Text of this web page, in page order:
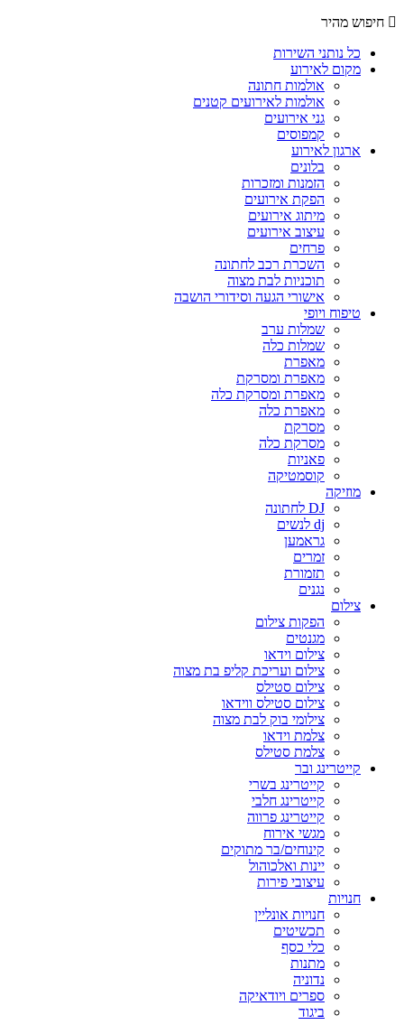
חיפוש מהיר
כל נותני השירות
מקום לאירוע
אולמות חתונה
אולמות לאירועים קטנים
גני אירועים
קמפוסים
ארגון לאירוע
בלונים
הזמנות ומזכרות
הפקת אירועים
מיתוג אירועים
עיצוב אירועים
פרחים
השכרת רכב לחתונה
תוכניות לבת מצוה
אישורי הגעה וסידורי הושבה
טיפוח ויופי
שמלות ערב
שמלות כלה
מאפרת
מאפרת ומסרקת
מאפרת ומסרקת כלה
מאפרת כלה
מסרקת
מסרקת כלה
פאניות
קוסמטיקה
מוזיקה
DJ לחתונה
dj לנשים
גראמען
זמרים
תזמורת
נגנים
צילום
הפקות צילום
מגנטים
צילום וידאו
צילום ועריכת קליפ בת מצוה
צילום סטילס
צילום סטילס ווידאו
צילומי בוק לבת מצוה
צלמת וידאו
צלמת סטילס
קייטרינג ובר
קייטרינג בשרי
קייטרינג חלבי
קייטרינג פרווה
מגשי אירוח
קינוחים/בר מתוקים
יינות ואלכוהול
עיצובי פירות
חנויות
חנויות אונליין
תכשיטים
כלי כסף
מתנות
נדוניה
ספרים ויודאיקה
ביגוד